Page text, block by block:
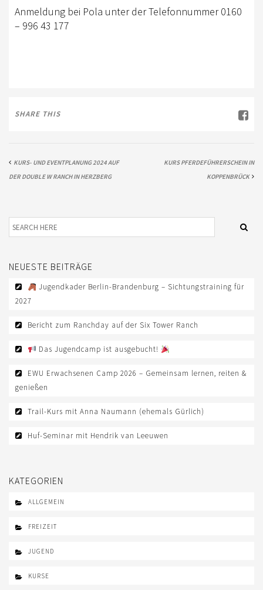
SATZUNG/RECHTSORDNUNG
TRAINERAUSBILDUNG
EWU-SHOP
Anmeldung bei Pola unter der Telefonnummer 0160
– 996 43 177
SHARE THIS
KURS- UND EVENTPLANUNG 2024 AUF
DER DOUBLE W RANCH IN HERZBERG
KURS PFERDEFÜHRERSCHEIN IN
KOPPENBRÜCK
NEUESTE BEITRÄGE
Jugendkader Berlin-Brandenburg – Sichtungstraining für
2027
Bericht zum Ranchday auf der Six Tower Ranch
Das Jugendcamp ist ausgebucht!
EWU Erwachsenen Camp 2026 – Gemeinsam lernen, reiten &
genießen
Trail-Kurs mit Anna Naumann (ehemals Gürlich)
Huf-Seminar mit Hendrik van Leeuwen
KATEGORIEN
ALLGEMEIN
FREIZEIT
JUGEND
KURSE